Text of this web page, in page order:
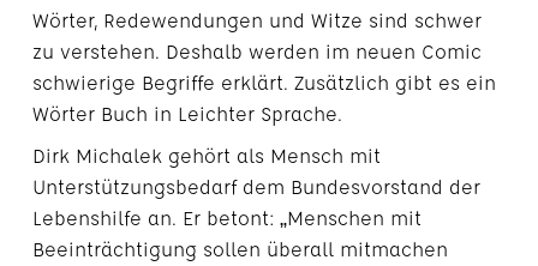
Wörter, Redewendungen und Witze sind schwer
zu verstehen. Deshalb werden im neuen Comic
schwierige Begriffe erklärt. Zusätzlich gibt es ein
Wörter Buch in Leichter Sprache.
Dirk Michalek gehört als Mensch mit
Unterstützungsbedarf dem Bundesvorstand der
Lebenshilfe an. Er betont: „Menschen mit
Beeinträchtigung sollen überall mitmachen